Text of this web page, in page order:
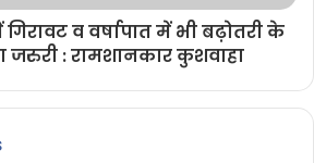
व वर्षापात में भी बढ़ोतरी के
जरुरी : रामशानकार कुशवाहा